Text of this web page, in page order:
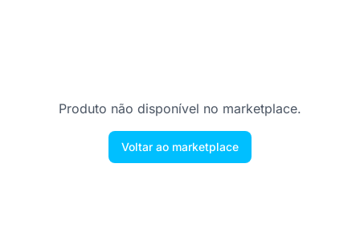
Produto não disponível no marketplace.
Voltar ao marketplace